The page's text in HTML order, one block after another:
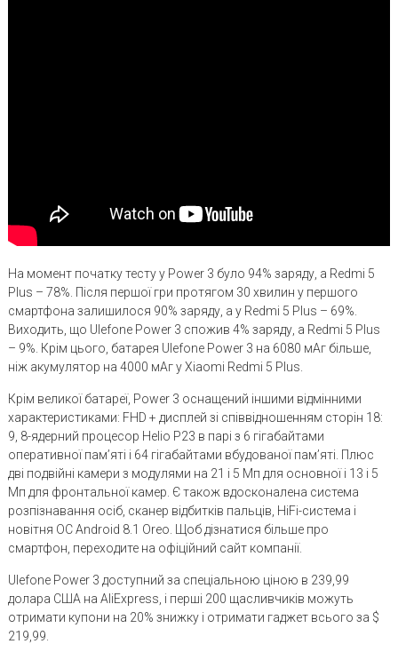
На момент початку тесту у Power 3 було 94% заряду, а Redmi 5
Plus – 78%. Після першої гри протягом 30 хвилин у першого
смартфона залишилося 90% заряду, а у Redmi 5 Plus – 69%.
Виходить, що Ulefone Power 3 спожив 4% заряду, а Redmi 5 Plus
– 9%. Крім цього, батарея Ulefone Power 3 на 6080 мАг більше,
ніж акумулятор на 4000 мАг у Xiaomi Redmi 5 Plus.
Крім великої батареї, Power 3 оснащений іншими відмінними
характеристиками: FHD + дисплей зі співвідношенням сторін 18:
9, 8-ядерний процесор Helio P23 в парі з 6 гігабайтами
оперативної пам’яті і 64 гігабайтами вбудованої пам’яті. Плюс
дві подвійні камери з модулями на 21 і 5 Мп для основної і 13 і 5
Мп для фронтальної камер. Є також вдосконалена система
розпізнавання осіб, сканер відбитків пальців, HiFi-система і
новітня ОС Android 8.1 Oreo. Щоб дізнатися більше про
смартфон, переходите на офіційний сайт компанії.
Ulefone Power 3 доступний за спеціальною ціною в 239,99
долара США на AliExpress, і перші 200 щасливчиків можуть
отримати купони на 20% знижку і отримати гаджет всього за $
219,99.